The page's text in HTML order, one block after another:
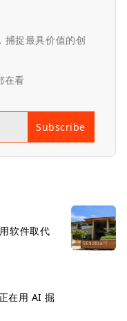
捕捉最具价值的创
在看
Subscribe
软件取代
在用 AI 掘